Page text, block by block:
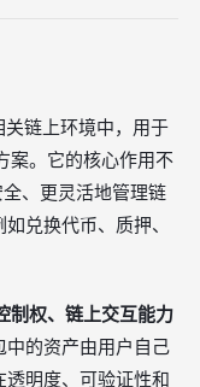
链上环境中，用于
案。它的核心作用不
、更灵活地管理链
兑换代币、质押、
制权、链上交互能力
的资产由用户自己
明度、可验证性和